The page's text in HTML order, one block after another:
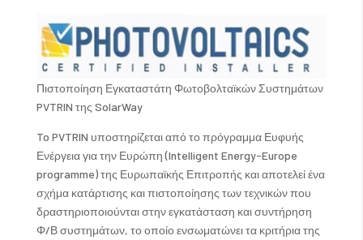
Πιστοποίηση Εγκαταστάτη Φωτοβολταϊκών Συστημάτων
PVTRIN της SolarWay
To PVTRIN υποστηρίζεται από το πρόγραμμα Ευφυής
Ενέργεια για την Ευρώπη (Intelligent Energy-Europe
programme) της Ευρωπαϊκής Επιτροπής και αποτελεί ένα
σχήμα κατάρτισης και πιστοποίησης των τεχνικών που
δραστηριοποιούνται στην εγκατάσταση και συντήρηση
Φ/Β συστημάτων, το οποίο ενσωματώνει τα κριτήρια της